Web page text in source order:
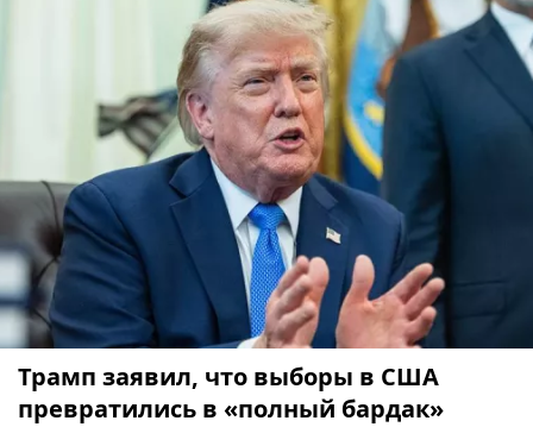
Трамп заявил, что выборы в США
превратились в «полный бардак»